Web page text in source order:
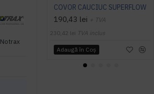
Notrax
COVOR CAUCIUC SUPERFLOW
190,43 lei + TVA
230,42 lei TVA inclus
Adaugă în Coş